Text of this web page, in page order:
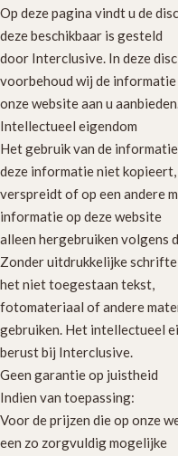
Op deze pagina vindt u de
deze beschikbaar is gesteld
door Interclusive. In deze
voorbehoud wij de informatie
onze website aan u
Intellectueel eigendom
Het gebruik van de
deze informatie niet kopieert,
verspreidt of op een andere
informatie op deze website
alleen hergebruiken volgens
Zonder uitdrukkelijke
het niet toegestaan tekst,
fotomateriaal of andere
gebruiken. Het intellectueel
berust bij Interclusive.
Geen garantie op juistheid
Indien van toepassing:
Voor de prijzen die op onze
een zo zorgvuldig mogelijke